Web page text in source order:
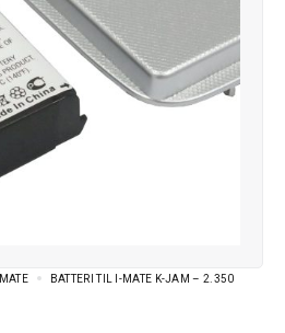
BATTERI TIL I-MATE K-JAM – 2.350